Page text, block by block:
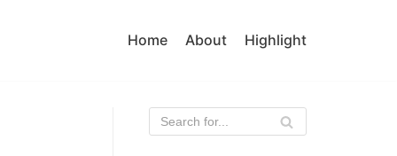
Home About Highlight